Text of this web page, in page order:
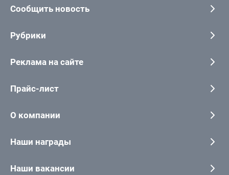
Сообщить новость
Рубрики
Реклама на сайте
Прайс-лист
О компании
Наши награды
Наши вакансии